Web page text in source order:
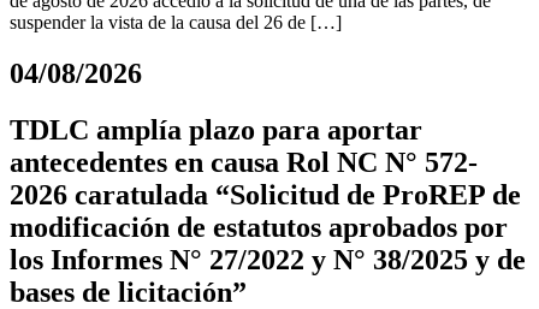
suspender la vista de la causa del 26 de […]
04/08/2026
TDLC amplía plazo para aportar
antecedentes en causa Rol NC N° 572-
2026 caratulada “Solicitud de ProREP de
modificación de estatutos aprobados por
los Informes N° 27/2022 y N° 38/2025 y de
bases de licitación”